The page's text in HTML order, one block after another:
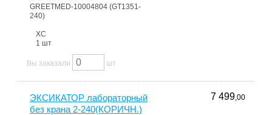
GREETMED-10004804 (GT1351-
240)
ХС
1 шт
Вы заказали шт
ЭКСИКАТОР лабораторный
без крана 2-240(КОРИЧН.)
7 499,00